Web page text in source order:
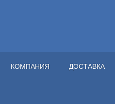
КОМПАНИЯ ДОСТАВКА